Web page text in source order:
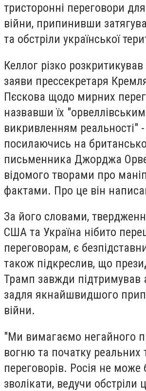
тристоронні переговори
війни, припинивши
та обстріли української
Келлог різко розкритикував
заяви прессекретаря
Пєскова щодо мирних
назвавши їх "орвеллівським
викривленням реальності" -
посилаючись на
письменника Джорджа
відомого творами про
фактами. Про це він
За його словами,
США та Україна нібито
переговорам, є
також підкреслив, що
Трамп завжди підтримував
задля якнайшвидшого
війни.
"Ми вимагаємо негайного
вогню та початку реальних
переговорів. Росія не може
зволікати, ведучи обстріли